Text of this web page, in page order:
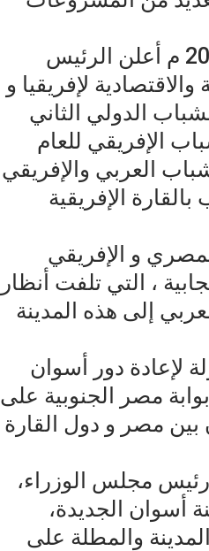
و في ختام توصيات مؤتمر الشباب بأسوان يناير 2017 م أعلن الرئيس
لإفريقيا و
الدولي الثاني
الإفريقي للعام
العربي والإفريقي
الإفريقية
و الإفريقي
، التي تلفت أنظار
إلى هذه المدينة
لإعادة دور أسوان
مصر الجنوبية على
بين مصر و دول القارة
رئيس مجلس الوزراء،
أسوان الجديدة،
كردون المدينة والمطلة على